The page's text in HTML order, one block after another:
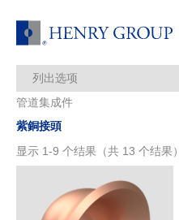
列出选项
每页显示数目：
管道集成件
紫銅接頭
显示 1-9 个结果（共 13 个结果）